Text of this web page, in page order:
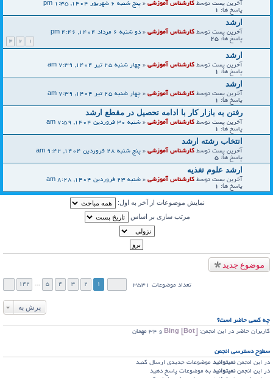
آخرین پست توسط کارشناس آموزشی « پنج شنبه 6 شهریور 1404, 1:35 pm
پاسخ ها: 1
ارشد
آخرین پست توسط کارشناس آموزشی « دو شنبه 6 مرداد 1404, 4:46 pm
پاسخ ها: 25
1
2
3
ارشد
آخرین پست توسط کارشناس آموزشی « چهار شنبه 25 تیر 1404, 7:39 am
پاسخ ها: 1
ارشد
آخرین پست توسط کارشناس آموزشی « چهار شنبه 25 تیر 1404, 7:39 am
پاسخ ها: 1
رفتن به بازار کار با ادامه تحصیل در مقطع ارشد
آخرین پست توسط کارشناس آموزشی « شنبه 30 فروردین 1404, 7:59 am
پاسخ ها: 1
انتخاب رشته ارشد
آخرین پست توسط کارشناس آموزشی « پنج شنبه 28 فروردین 1404, 9:42 am
پاسخ ها: 5
ارشد علوم تغذیه
آخرین پست توسط کارشناس آموزشی « شنبه 23 فروردین 1404, 8:28 am
پاسخ ها: 1
نمایش موضوعات از آخر به اول:
مرتب سازی بر اساس
موضوع جدید
تعداد موضوعات 3531 1
2
3
4
5
…
142
پرش به
چه کسی حاضر است؟
کاربران حاضر در این انجمن:
Bing [Bot] و 34 مهمان
سطوح دسترسي انجمن
در این انجمننمیتوانید موضوعات جدیدی ارسال کنید
در این انجمننمیتوانید به موضوعات پاسخ دهید